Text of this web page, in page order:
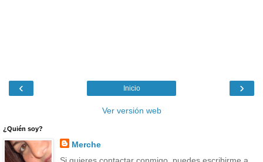
‹ ›
Inicio
Ver versión web
¿Quién soy?
Merche